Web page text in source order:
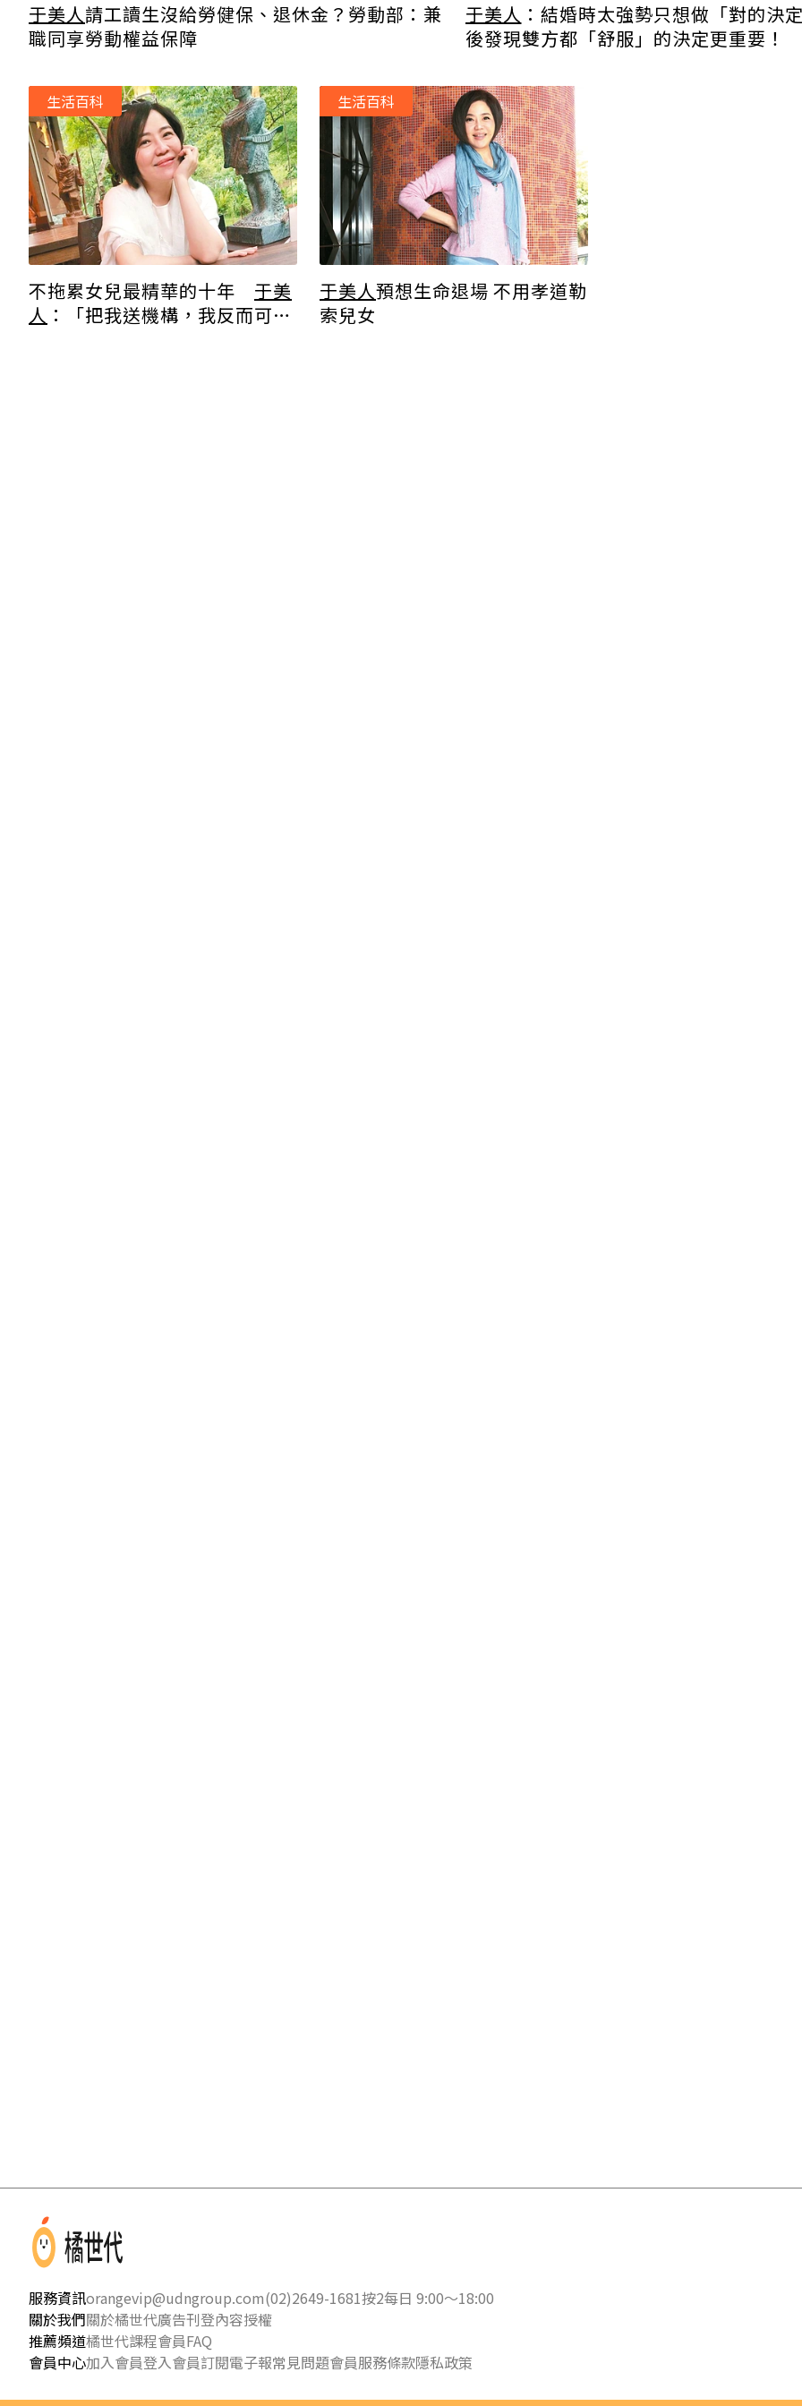
于美人請工讀生沒給勞健保、退休金？勞動部：兼
職同享勞動權益保障
于美人 ：結婚時太強勢只想做「對的決
後發現雙方都「舒服」的決定更重要！
不拖累女兒最精華的十年 于美
人 ：「把我送機構，我反而可以
生活百科
于美人預想生命退場 不用孝道勒
索兒女
生活百科
服務資訊orangevip@udngroup.com(02)2649-1681按2每日 9:00～18:00
關於我們關於橘世代廣告刊登內容授權
推薦頻道橘世代課程會員FAQ
會員中心加入會員登入會員訂閱電子報常見問題會員服務條款隱私政策